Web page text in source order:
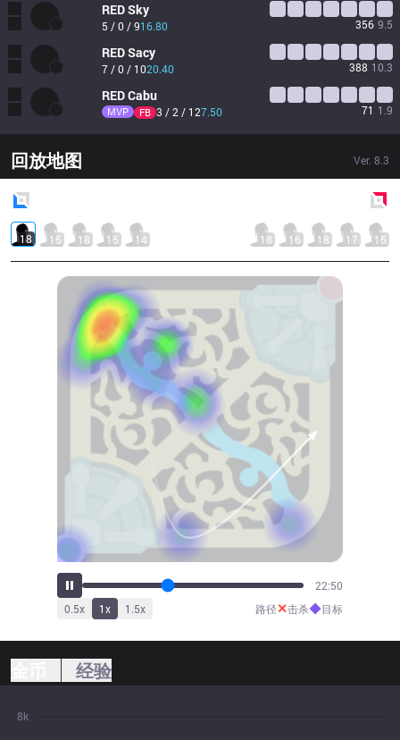
REDSky
5 / 0 / 916.80 356 9.5
REDSacy
7 / 0 / 1020.40 388 10.3
REDCabu
MVP FB 3 / 2 / 127.50 71 1.9
回放地图 Ver. 8.3
18 15 18 15 14 18 16 18 17 15
25:12
0.5x 1x 1.5x 路径✕击杀◆目标
经验
8k